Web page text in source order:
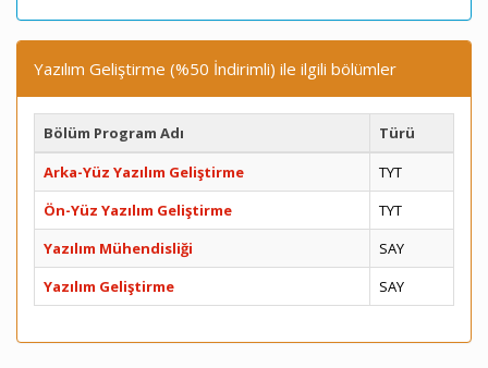
Yazılım Geliştirme (%50 İndirimli) ile ilgili bölümler
Bölüm Program Adı
Türü
Arka-Yüz Yazılım Geliştirme
TYT
Ön-Yüz Yazılım Geliştirme
TYT
Yazılım Mühendisliği
SAY
Yazılım Geliştirme
SAY